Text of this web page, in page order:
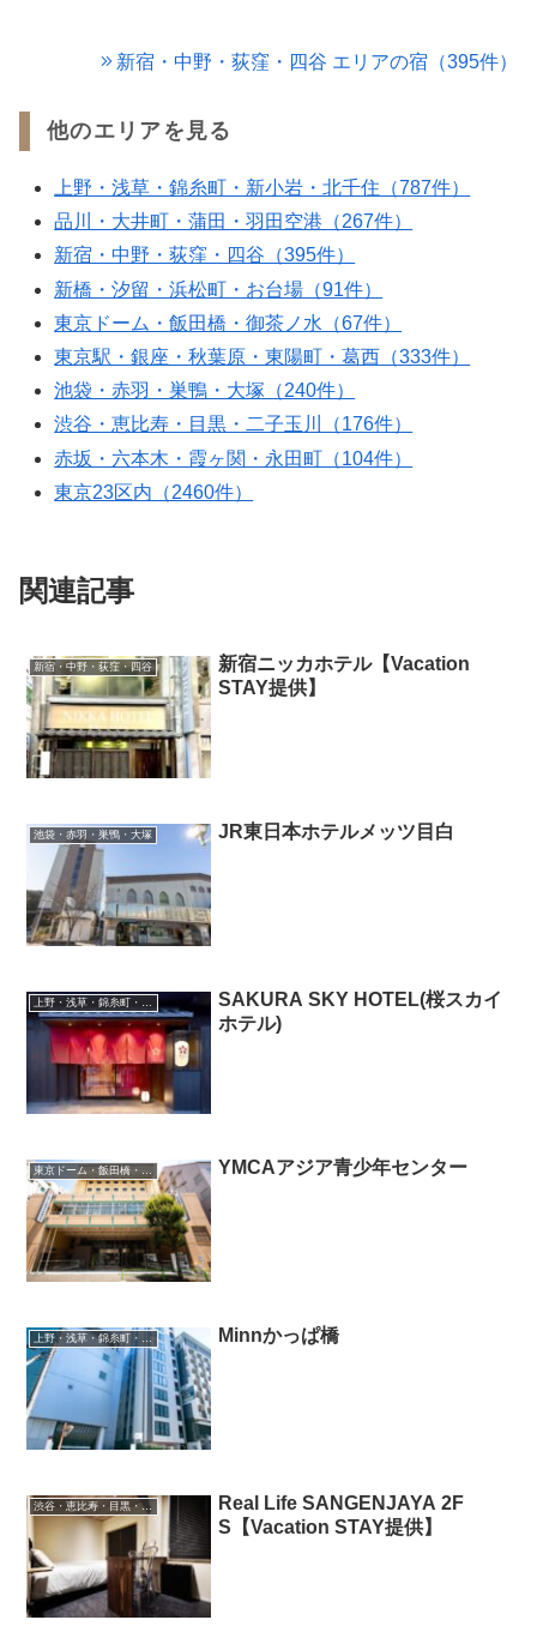
新宿・中野・荻窪・四谷 エリアの宿（395件）
他のエリアを見る
上野・浅草・錦糸町・新小岩・北千住（787件）
品川・大井町・蒲田・羽田空港（267件）
新宿・中野・荻窪・四谷（395件）
新橋・汐留・浜松町・お台場（91件）
東京ドーム・飯田橋・御茶ノ水（67件）
東京駅・銀座・秋葉原・東陽町・葛西（333件）
池袋・赤羽・巣鴨・大塚（240件）
渋谷・恵比寿・目黒・二子玉川（176件）
赤坂・六本木・霞ヶ関・永田町（104件）
東京23区内（2460件）
関連記事
新宿・中野・荻窪・四谷
新宿ニッカホテル【Vacation
STAY提供】
池袋・赤羽・巣鴨・大塚 JR東日本ホテルメッツ目白
上野・浅草・錦糸町・新小岩・北千住
SAKURA SKY HOTEL(桜スカイ
ホテル)
東京ドーム・飯田橋・御茶ノ水 YMCAアジア青少年センター
上野・浅草・錦糸町・新小岩・北千住 Minnかっぱ橋
渋谷・恵比寿・目黒・二子玉川
Real Life SANGENJAYA 2F
S【Vacation STAY提供】